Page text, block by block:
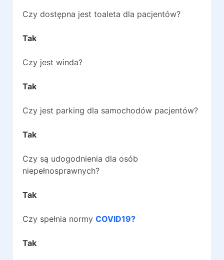
Czy dostępna jest toaleta dla pacjentów?
Tak
Czy jest winda?
Tak
Czy jest parking dla samochodów pacjentów?
Tak
Czy są udogodnienia dla osób
niepełnosprawnych?
Tak
Czy spełnia normy COVID19?
Tak